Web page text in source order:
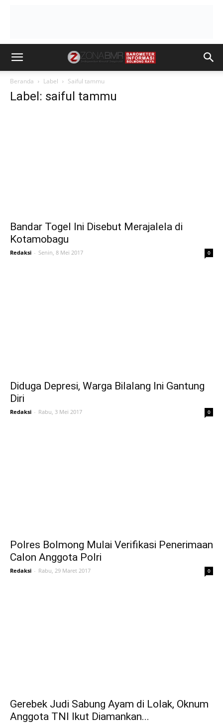
Beranda Label Saiful tammu
Label: saiful tammu
Bandar Togel Ini Disebut Merajalela di
Kotamobagu
Redaksi - Senin, 8 Mei 2017 0
Diduga Depresi, Warga Bilalang Ini Gantung
Diri
Redaksi - Rabu, 3 Mei 2017 0
Polres Bolmong Mulai Verifikasi Penerimaan
Calon Anggota Polri
Redaksi - Rabu, 29 Maret 2017 0
Gerebek Judi Sabung Ayam di Lolak, Oknum
Anggota TNI Ikut Diamankan...